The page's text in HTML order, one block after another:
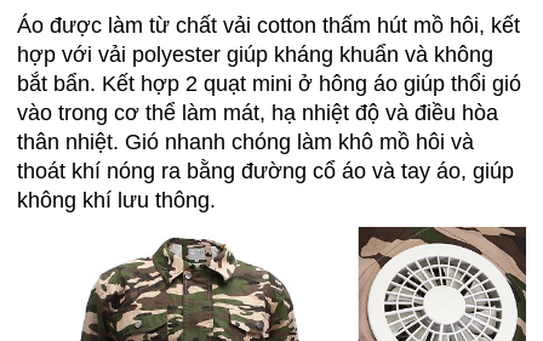
Áo được làm từ chất vải cotton thấm hút mồ hôi, kết
hợp với vải polyester giúp kháng khuẩn và không
bắt bẩn. Kết hợp 2 quạt mini ở hông áo giúp thổi gió
vào trong cơ thể làm mát, hạ nhiệt độ và điều hòa
thân nhiệt. Gió nhanh chóng làm khô mồ hôi và
thoát khí nóng ra bằng đường cổ áo và tay áo, giúp
không khí lưu thông.